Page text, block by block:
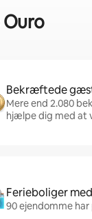
Bekræftede
Mere end 2.080
hjælpe dig med at
Ferieboliger
90 ejendomme har